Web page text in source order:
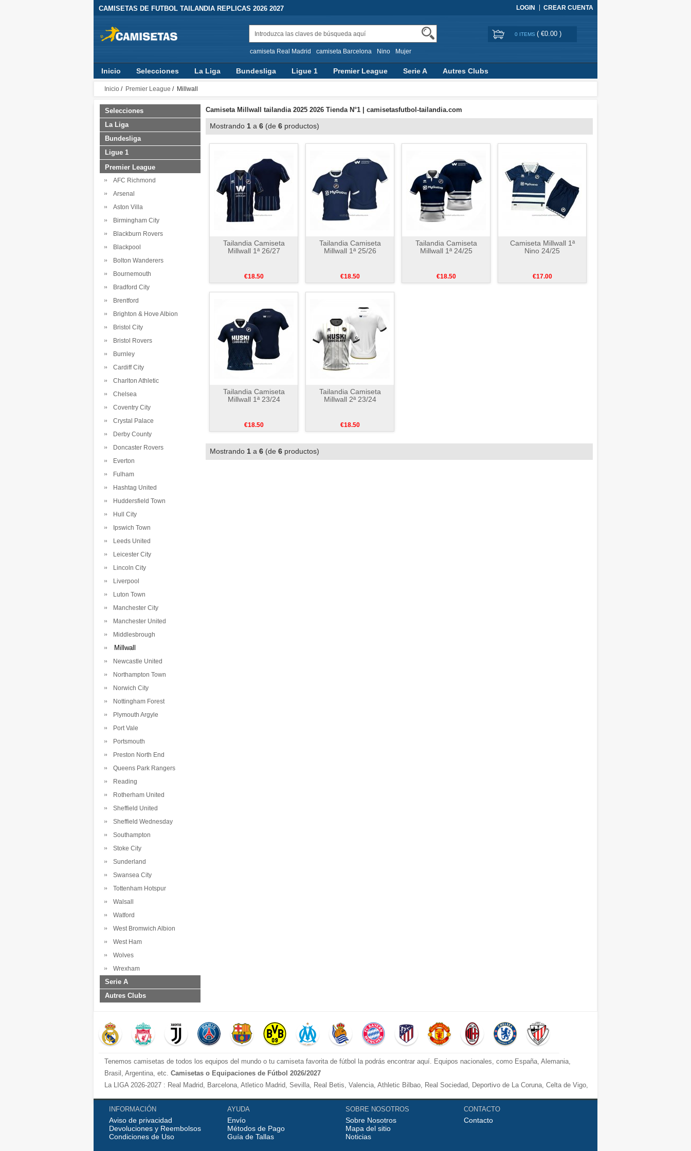
CAMISETAS DE FUTBOL TAILANDIA REPLICAS 2026 2027 LOGIN CREAR CUENTA
camiseta Real Madrid camiseta Barcelona Nino Mujer
0 ITEMS ( €0.00 )
Inicio Selecciones La Liga Bundesliga Ligue 1 Premier League Serie A Autres Clubs
Inicio / Premier League / Millwall
Selecciones
La Liga
Bundesliga
Ligue 1
Premier League
AFC Richmond
Arsenal
Aston Villa
Birmingham City
Blackburn Rovers
Blackpool
Bolton Wanderers
Bournemouth
Bradford City
Brentford
Brighton & Hove Albion
Bristol City
Bristol Rovers
Burnley
Cardiff City
Charlton Athletic
Chelsea
Coventry City
Crystal Palace
Derby County
Doncaster Rovers
Everton
Fulham
Hashtag United
Huddersfield Town
Hull City
Ipswich Town
Leeds United
Leicester City
Lincoln City
Liverpool
Luton Town
Manchester City
Manchester United
Middlesbrough
Millwall
Newcastle United
Northampton Town
Norwich City
Nottingham Forest
Plymouth Argyle
Port Vale
Portsmouth
Preston North End
Queens Park Rangers
Reading
Rotherham United
Sheffield United
Sheffield Wednesday
Southampton
Stoke City
Sunderland
Swansea City
Tottenham Hotspur
Walsall
Watford
West Bromwich Albion
West Ham
Wolves
Wrexham
Serie A
Autres Clubs
Camiseta Millwall tailandia 2025 2026 Tienda N°1 | camisetasfutbol-tailandia.com
Mostrando 1 a 6 (de 6 productos)
Tailandia Camiseta
Millwall 1ª 26/27
€18.50
Tailandia Camiseta
Millwall 1ª 25/26
€18.50
Tailandia Camiseta
Millwall 1ª 24/25
€18.50
Camiseta Millwall 1ª
Nino 24/25
€17.00
Tailandia Camiseta
Millwall 1ª 23/24
€18.50
Tailandia Camiseta
Millwall 2ª 23/24
€18.50
Mostrando 1 a 6 (de 6 productos)
Tenemos camisetas de todos los equipos del mundo o tu camiseta favorita de fútbol la podrás encontrar aquí. Equipos nacionales, como España, Alemania,
Brasil, Argentina, etc. Camisetas o Equipaciones de Fútbol 2026/2027
La LIGA 2026-2027 : Real Madrid, Barcelona, Atletico Madrid, Sevilla, Real Betis, Valencia, Athletic Bilbao, Real Sociedad, Deportivo de La Coruna, Celta de Vigo,
Cadiz, etc.
La Premier League 2026-2027 : Chelsea , Manchester City, Manchester United, Arsenal, Liverpool, etc.
Serie A 2026-2027 : Juventus, AC Milan, Napoli, Roma, Inter Milan, Fiorentina, etc.
Bundesliga 2026-2027 : Bayern Munich, Borussia Dortmund, etc.
INFORMACIÓN
Aviso de privacidad
Devoluciones y Reembolsos
Condiciones de Uso
AYUDA
Envío
Métodos de Pago
Guía de Tallas
SOBRE NOSOTROS
Sobre Nosotros
Mapa del sitio
Noticias
CONTACTO
Contacto